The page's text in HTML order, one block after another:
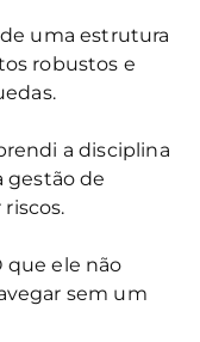
uma estrutura
robustos e
a disciplina
gestão de
riscos.
que ele não
sem um